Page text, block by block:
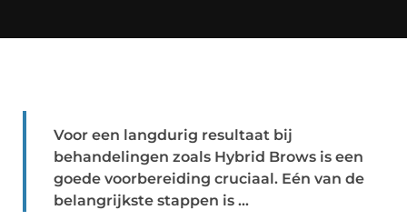
Voor een langdurig resultaat bij
behandelingen zoals Hybrid Brows is een
goede voorbereiding cruciaal. Eén van de
belangrijkste stappen is ...